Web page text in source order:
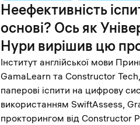
Неефективність
основі? Ось як
Нури вирішив цю
Інститут англійської мови
GamaLearn та Constructor
паперові іспити на цифрову
використанням SwiftAssess,
прокторингом від Constructor